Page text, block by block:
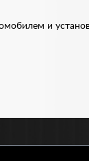
и
за
коррозии.